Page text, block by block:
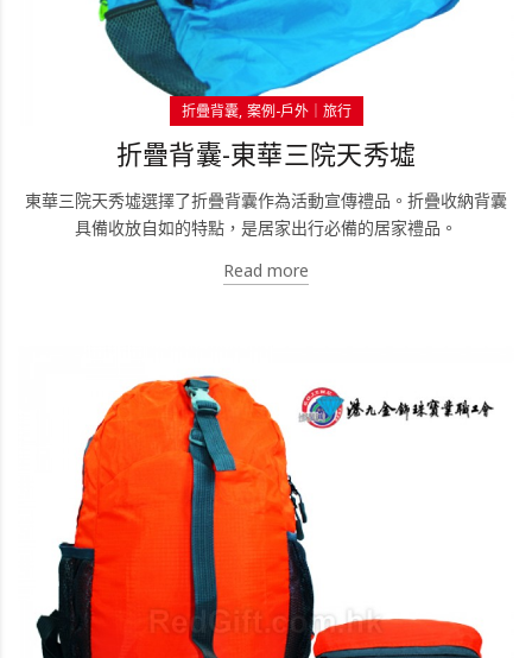
折疊背囊 案例-戶外｜旅行
折疊背囊-東華三院天秀墟
東華三院天秀墟選擇了折疊背囊作為活動宣傳禮品。折疊收納背囊
具備收放自如的特點，是居家出行必備的居家禮品。
Read more